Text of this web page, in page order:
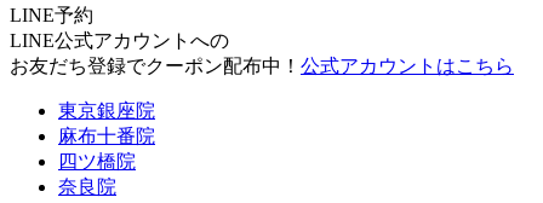
LINE予約
LINE公式アカウントへの
お友だち登録でクーポン配布中！ 公式アカウントはこちら
東京銀座院
麻布十番院
四ツ橋院
奈良院